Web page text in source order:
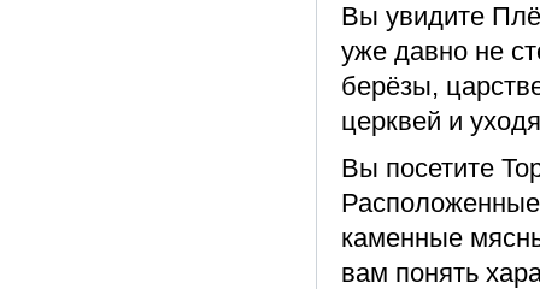
Вы увидите
уже давно не
берёзы,
церквей и
Вы посетите
каменные
вам понять